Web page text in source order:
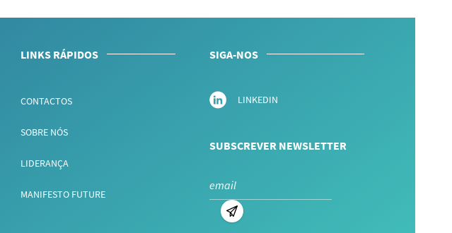
LINKS RÁPIDOS
CONTACTOS
SOBRE NÓS
LIDERANÇA
MANIFESTO FUTURE
SIGA-NOS
LINKEDIN
SUBSCREVER NEWSLETTER